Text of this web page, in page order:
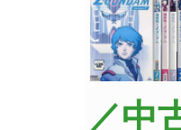
／中